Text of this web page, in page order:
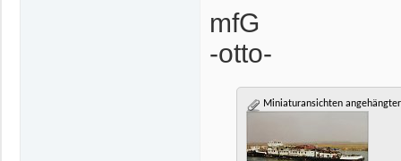
mfG
-otto-
Miniaturansichten